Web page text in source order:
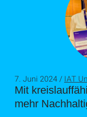
Mit
mehr
7. Juni 2024 / IAT